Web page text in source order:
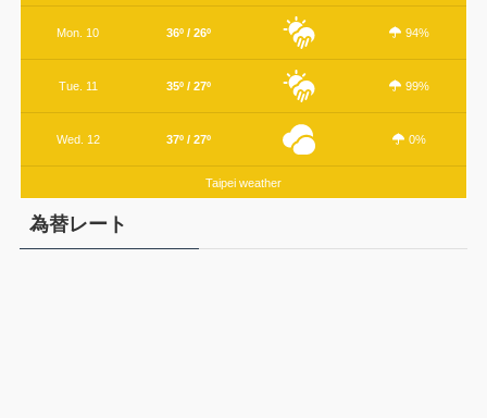
Mon. 10 36º / 26º 94%
Tue. 11 35º / 27º 99%
Wed. 12 37º / 27º 0%
Taipei weather
為替レート